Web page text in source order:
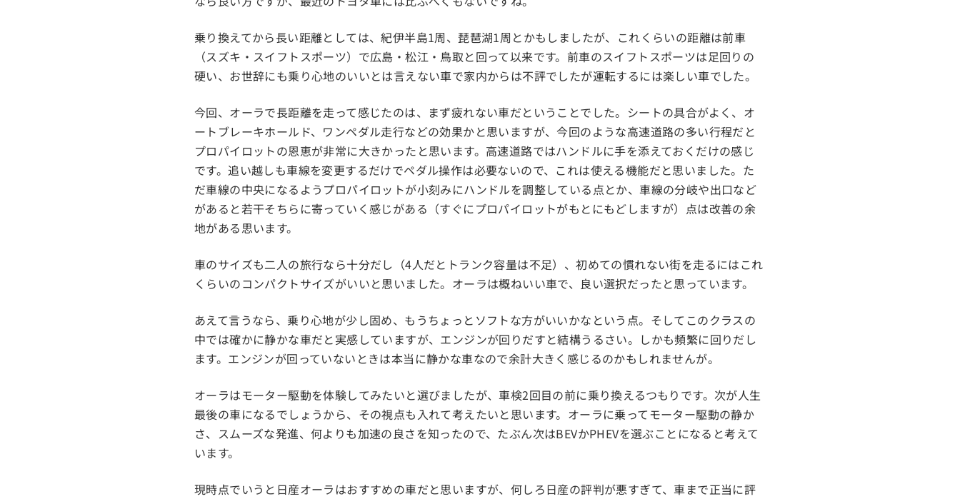
乗り換えてから長い距離としては、紀伊半島1周、琵琶湖1周とかもしましたが、これくらいの距離は前車
（スズキ・スイフトスポーツ）で広島・松江・鳥取と回って以来です。前車のスイフトスポーツは足回りの
硬い、お世辞にも乗り心地のいいとは言えない車で家内からは不評でしたが運転するには楽しい車でした。
今回、オーラで長距離を走って感じたのは、まず疲れない車だということでした。シートの具合がよく、オ
ートブレーキホールド、ワンペダル走行などの効果かと思いますが、今回のような高速道路の多い行程だと
プロパイロットの恩恵が非常に大きかったと思います。高速道路ではハンドルに手を添えておくだけの感じ
です。追い越しも車線を変更するだけでペダル操作は必要ないので、これは使える機能だと思いました。た
だ車線の中央になるようプロパイロットが小刻みにハンドルを調整している点とか、車線の分岐や出口など
があると若干そちらに寄っていく感じがある（すぐにプロパイロットがもとにもどしますが）点は改善の余
地がある思います。
車のサイズも二人の旅行なら十分だし（4人だとトランク容量は不足）、初めての慣れない街を走るにはこれ
くらいのコンパクトサイズがいいと思いました。オーラは概ねいい車で、良い選択だったと思っています。
あえて言うなら、乗り心地が少し固め、もうちょっとソフトな方がいいかなという点。そしてこのクラスの
中では確かに静かな車だと実感していますが、エンジンが回りだすと結構うるさい。しかも頻繁に回りだし
ます。エンジンが回っていないときは本当に静かな車なので余計大きく感じるのかもしれませんが。
オーラはモーター駆動を体験してみたいと選びましたが、車検2回目の前に乗り換えるつもりです。次が人生
最後の車になるでしょうから、その視点も入れて考えたいと思います。オーラに乗ってモーター駆動の静か
さ、スムーズな発進、何よりも加速の良さを知ったので、たぶん次はBEVかPHEVを選ぶことになると考えて
います。
現時点でいうと日産オーラはおすすめの車だと思いますが、何しろ日産の評判が悪すぎて、車まで正当に評